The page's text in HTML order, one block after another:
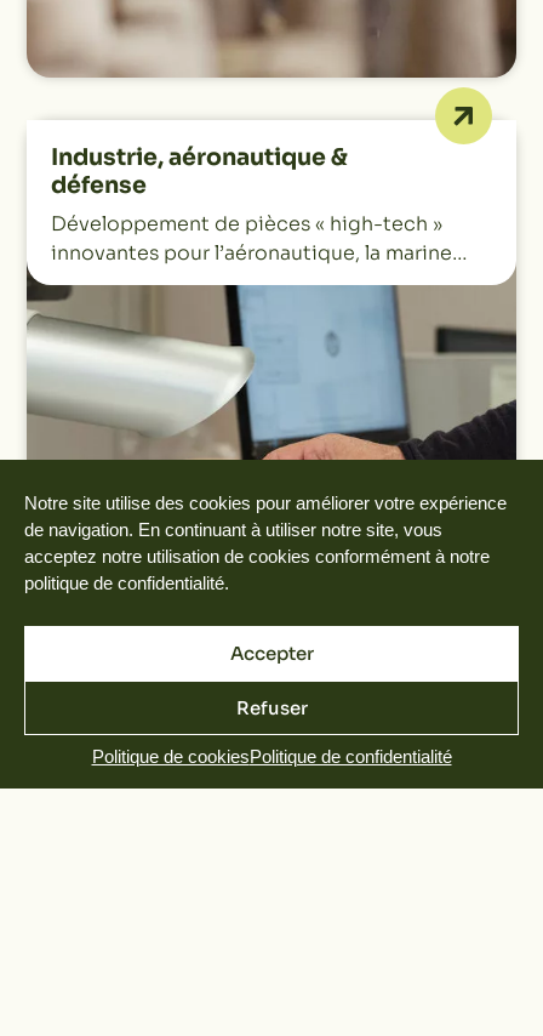
Notre site utilise des cookies pour améliorer votre expérience
de navigation. En continuant à utiliser notre site, vous
acceptez notre utilisation de cookies conformément à notre
politique de confidentialité.
Accepter
Refuser
Politique de cookiesPolitique de confidentialité
Industrie, aéronautique &
défense
Développement de pièces « high-tech »
innovantes pour l’aéronautique, la marine…